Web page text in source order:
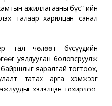
ажиллагааны бүс”-ийн
талаар харилцан санал
тал чөлөөт бүсүүдийн
уялдуулан боловсруулж
яаралтай тогтоох,
татах арга хэмжээг
хэлэлцэн тохирлоо.